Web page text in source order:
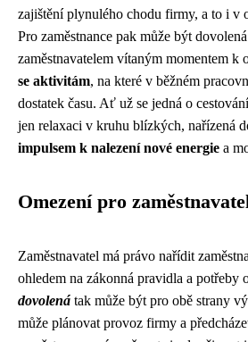
zajištění plynulého chodu firmy, a to i v
Pro zaměstnance pak může být
zaměstnavatelem vítaným momentem k
se aktivitám, na které v běžném
dostatek času. Ať už se jedná o
jen relaxaci v kruhu blízkých, nařízená
impulsem k nalezení nové energie a
Omezení pro
Zaměstnavatel má právo nařídit
ohledem na zákonná pravidla a potřeby
dovolená tak může být pro obě strany
může plánovat provoz firmy a